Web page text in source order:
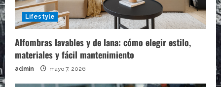
Lifestyle
Alfombras lavables y de lana: cómo elegir estilo,
materiales y fácil mantenimiento
admin mayo 7, 2026